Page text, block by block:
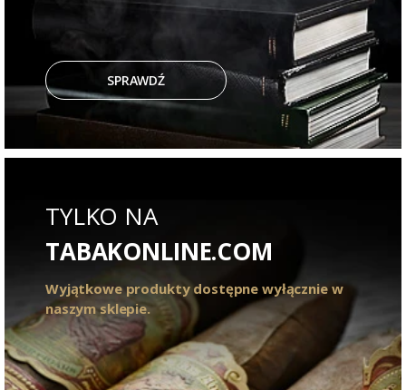
SPRAWDŹ
TYLKO NA
TABAKONLINE.COM
Wyjątkowe produkty dostępne wyłącznie w
naszym sklepie.